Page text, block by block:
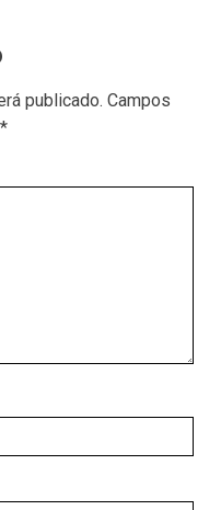
publicado. Campos
*